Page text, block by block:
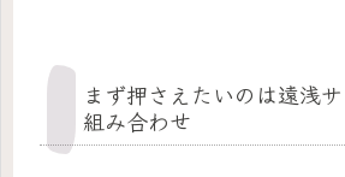
まず押さえたいのは遠浅
組み合わせ